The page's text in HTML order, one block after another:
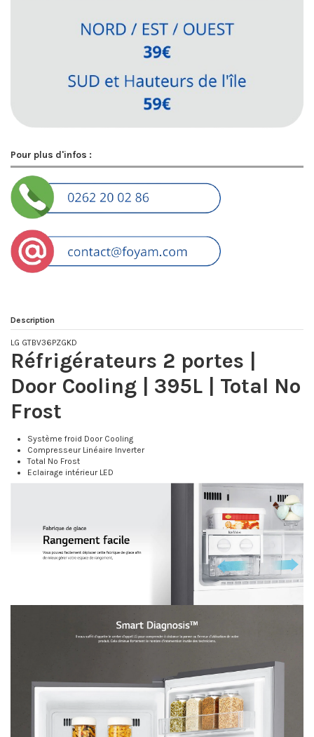
Pour plus d'infos :
Description
LG GTBV36PZGKD
Réfrigérateurs 2 portes |
Door Cooling | 395L | Total No
Frost
Système froid Door Cooling
Compresseur Linéaire Inverter
Total No Frost
Eclairage intérieur LED